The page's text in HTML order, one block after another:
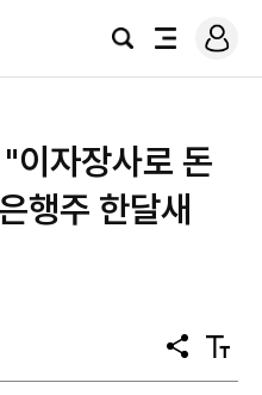
검
전
로
그
이자장사로 돈
행주 한달새
공
유
텍
스